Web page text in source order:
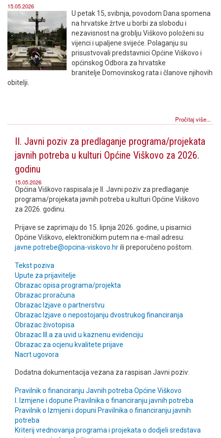
15.05.2026
U petak 15, svibnja, povodom Dana spomena
na hrvatske žrtve u borbi za slobodu i
nezavisnost na groblju Viškovo položeni su
vijenci i upaljene svijeće. Polaganju su
prisustvovali predstavnici Općine Viškovo i
općinskog Odbora za hrvatske
branitelje Domovinskog rata i članove njihovih
obitelji.
Pročitaj više...
II. Javni poziv za predlaganje programa/projekata
javnih potreba u kulturi Općine Viškovo za 2026.
godinu
15.05.2026
Općina Viškovo raspisala je II. Javni poziv za predlaganje
programa/projekata javnih potreba u kulturi Općine Viškovo
za 2026. godinu.
Prijave se zaprimaju do 15. lipnja 2026. godine, u pisarnici
Općine Viškovo, elektroničkim putem na e-mail adresu:
javne.potrebe@opcina-viskovo.hrili preporučeno poštom.
Tekst poziva
Upute za prijavitelje
Obrazac opisa programa/projekta
Obrazac proračuna
Obrazac Izjave o partnerstvu
Obrazac Izjave o nepostojanju dvostrukog financiranja
Obrazac životopisa
Obrazac III.a za uvid u kaznenu evidenciju
Obrazac za ocjenu kvalitete prijave
Nacrt ugovora
Dodatna dokumentacija vezana za raspisan Javni poziv:
Pravilnik o financiranju Javnih potreba Općine Viškovo
I. Izmjene i dopune Pravilnika o financiranju javnih potreba
Pravilnik o Izmjeni i dopuni Pravilnika o financiranju javnih
potreba
Kriterij vrednovanja programa i projekata o dodjeli sredstava